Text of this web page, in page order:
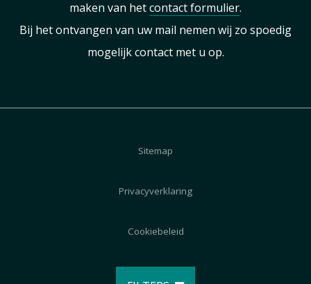
maken van hetcontact formulier.
Bij het ontvangen van uw mail nemen wij zo spoedig
mogelijk contact met u op.
Sitemap
Privacyverklaring
Cookiebeleid